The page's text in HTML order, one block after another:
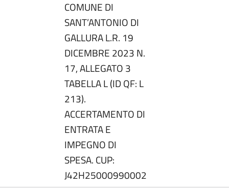
COMUNE DI
SANT’ANTONIO DI
GALLURA L.R. 19
DICEMBRE 2023 N.
17, ALLEGATO 3
TABELLA L (ID QF: L
213).
ACCERTAMENTO DI
ENTRATA E
IMPEGNO DI
SPESA. CUP:
J42H25000990002